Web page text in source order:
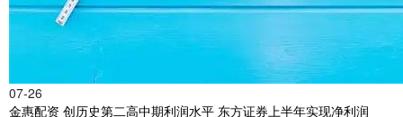
07-26
金惠配资 创历史第二高中期利润水平 东方证券上半年实现净利润